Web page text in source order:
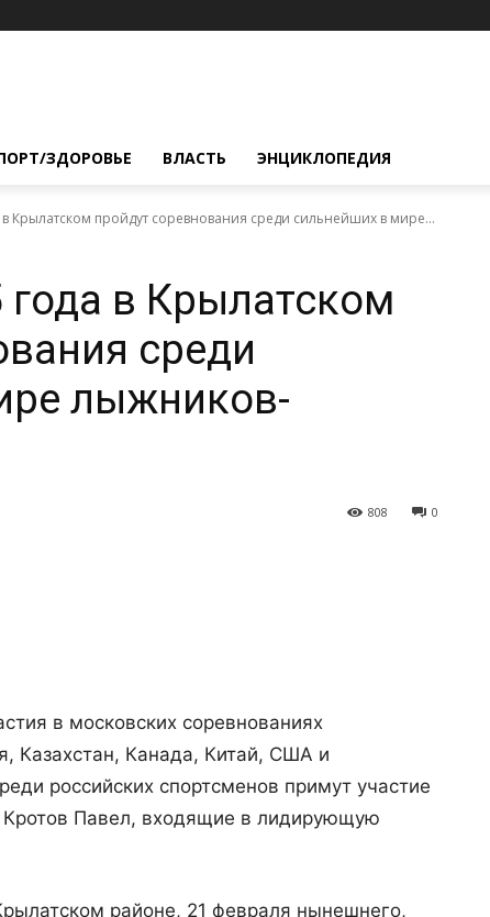
ЗДОРОВЬЕ ВЛАСТЬ ЭНЦИКЛОПЕДИЯ
Крылатском пройдут соревнования среди сильнейших в мире...
в Крылатском
среди
лыжников-
0
808
в московских соревнованиях
Казахстан, Канада, Китай, США и
российских спортсменов примут участие
Кротов Павел, входящие в лидирующую
районе, 21 февраля нынешнего,